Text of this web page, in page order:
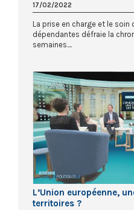
17/02/2022
La prise en charge et le
dépendantes défraie la
semaines....
L’Union européenne,
territoires ?